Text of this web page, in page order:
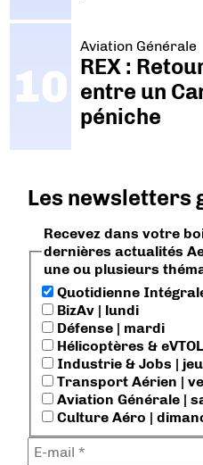
Aviation Générale
REX :
entre un
péniche
Les newsletters
Recevez dans votre
dernières actualités
une ou plusieurs
Quotidienne
BizAv | lundi
Défense | mardi
Hélicoptères &
Industrie & Jobs |
Transport Aérien |
Aviation Générale |
Culture Aéro |